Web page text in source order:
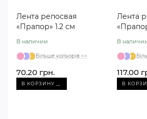
Лента репосвая
«Прапор» 1.2 см
В наличии
Більше кольорів >>
70.20 грн.
В КОРЗИНУ →
Лента
В
117.00
В